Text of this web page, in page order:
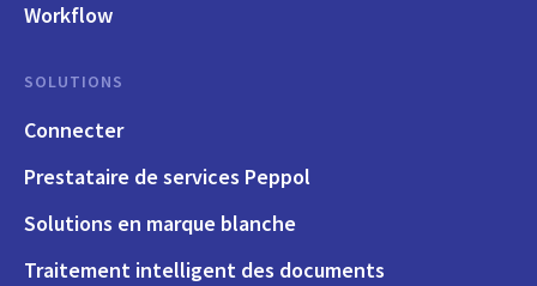
Workflow
SOLUTIONS
Connecter
Prestataire de services Peppol
Solutions en marque blanche
Traitement intelligent des documents